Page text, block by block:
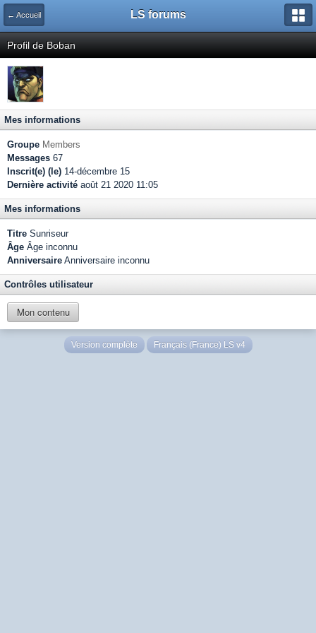
← Accueil LS forums
Profil de Boban
Mes informations
Groupe Members
Messages 67
Inscrit(e) (le) 14-décembre 15
Dernière activité août 21 2020 11:05
Mes informations
Titre Sunriseur
Âge Âge inconnu
Anniversaire Anniversaire inconnu
Contrôles utilisateur
Mon contenu
Version complète Français (France) LS v4